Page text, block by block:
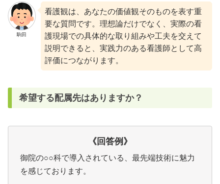
駒田
看護観は、あなたの価値観そのものを表す重
要な質問です。理想論だけでなく、実際の看
護現場での具体的な取り組みや工夫を交えて
説明できると、実践力のある看護師として高
評価につながります。
希望する配属先はありますか？
《回答例 》
御院の○○科で導入されている、最先端技術に魅力
を感じております。